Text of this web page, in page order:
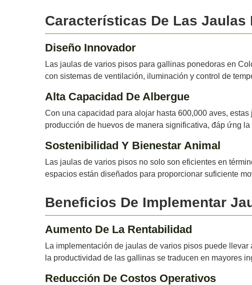
Características De Las Jaulas
Diseño Innovador
Las jaulas de varios pisos para gallinas ponedoras en
con sistemas de ventilación, iluminación y control de
Alta Capacidad De Albergue
Con una capacidad para alojar hasta 600,000 aves,
producción de huevos de manera significativa, đáp ứng
Sostenibilidad Y Bienestar Animal
Las jaulas de varios pisos no solo son eficientes en
espacios están diseñados para proporcionar suficiente
Beneficios De Implementar
Aumento De La Rentabilidad
La implementación de jaulas de varios pisos puede
la productividad de las gallinas se traducen en mayores
Reducción De Costos Operativos